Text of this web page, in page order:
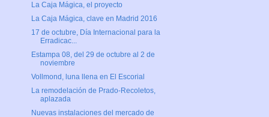
La Caja Mágica, el proyecto
La Caja Mágica, clave en Madrid 2016
17 de octubre, Día Internacional para la
Erradicac...
Estampa 08, del 29 de octubre al 2 de
noviembre
Vollmond, luna llena en El Escorial
La remodelación de Prado-Recoletos,
aplazada
Nuevas instalaciones del mercado de